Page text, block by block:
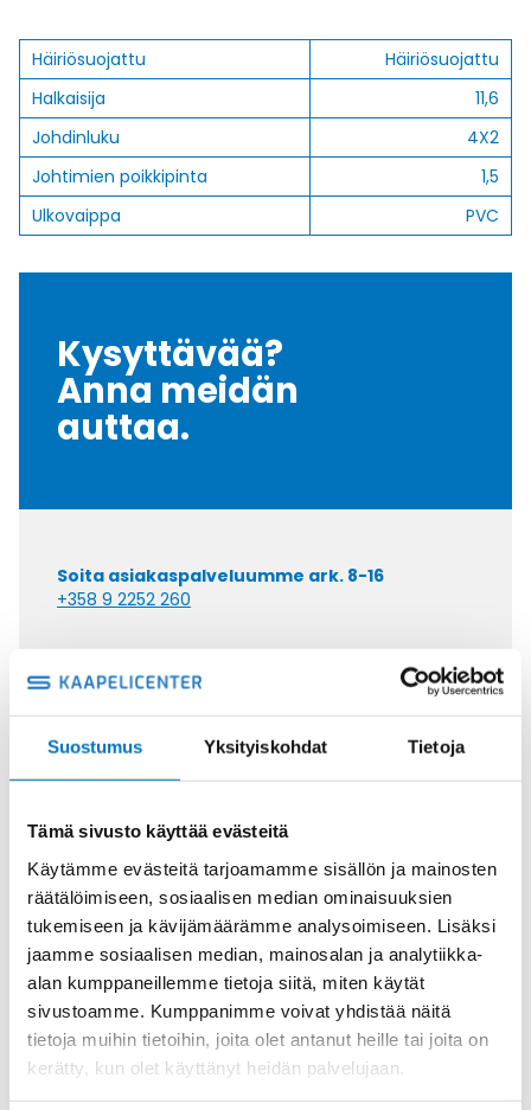
Suostumus Yksityiskohdat Tietoja
Tämä sivusto käyttää evästeitä
Käytämme evästeitä tarjoamamme sisällön ja mainosten
räätälöimiseen, sosiaalisen median ominaisuuksien
tukemiseen ja kävijämäärämme analysoimiseen. Lisäksi
jaamme sosiaalisen median, mainosalan ja analytiikka-
alan kumppaneillemme tietoja siitä, miten käytät
sivustoamme. Kumppanimme voivat yhdistää näitä
tietoja muihin tietoihin, joita olet antanut heille tai joita on
kerätty, kun olet käyttänyt heidän palvelujaan.
Häiriösuojattu
Häiriösuojattu
Halkaisija
11,6
Johdinluku
4X2
Johtimien poikkipinta
1,5
Ulkovaippa
PVC
Kysyttävää?
Anna meidän
auttaa.
Soita asiakaspalveluumme ark. 8-16
+358 9 2252 260
Tai lähetä sähköpostia
myynti@kaapelicenter.fi
Saman kaapelin eri versiot
Tiedonsiirtokaapeli PAARTRONIC-
CY LIYCY (TP) 3X2X1,5
Tiedonsiirtokaapeli PAARTRONIC-
CY LIYCY (TP) 8X2X0,75